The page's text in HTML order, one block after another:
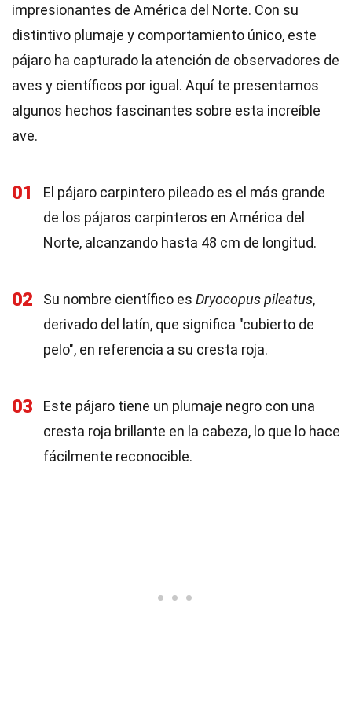
impresionantes de América del Norte. Con su
distintivo plumaje y comportamiento único, este
pájaro ha capturado la atención de observadores de
aves y científicos por igual. Aquí te presentamos
algunos hechos fascinantes sobre esta increíble
ave.
01
El pájaro carpintero pileado es el más grande
de los pájaros carpinteros en América del
Norte, alcanzando hasta 48 cm de longitud.
02 Su nombre científico es Dryocopus pileatus,
derivado del latín, que significa "cubierto de
pelo", en referencia a su cresta roja.
03
Este pájaro tiene un plumaje negro con una
cresta roja brillante en la cabeza, lo que lo hace
fácilmente reconocible.